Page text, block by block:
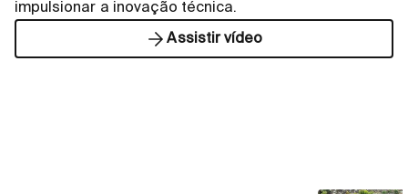
impulsionar a inovação técnica.
Assistir vídeo